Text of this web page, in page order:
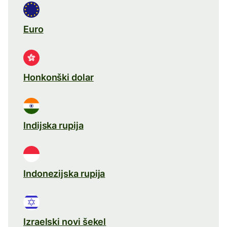
Euro
Honkonški dolar
Indijska rupija
Indonezijska rupija
Izraelski novi šekel